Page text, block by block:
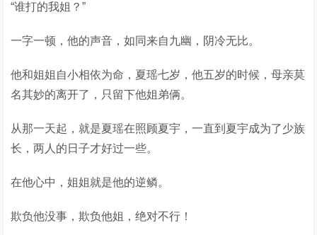
“谁打的我姐？”
一字一顿，他的声音，如同来自九幽，阴冷无比。
他和姐姐自小相依为命，夏瑶七岁，他五岁的时候，母亲莫
名其妙的离开了，只留下他姐弟俩。
从那一天起，就是夏瑶在照顾夏宇，一直到夏宇成为了少族
长，两人的日子才好过一些。
在他心中，姐姐就是他的逆鳞。
欺负他没事，欺负他姐，绝对不行！